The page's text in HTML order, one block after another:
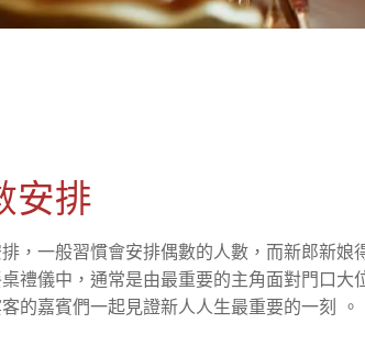
安排
，一般習慣會安排偶數的人數，而新郎新娘
禮儀中，通常是由最重要的主角面對門口大
的嘉賓們一起見證新人人生最重要的一刻 。